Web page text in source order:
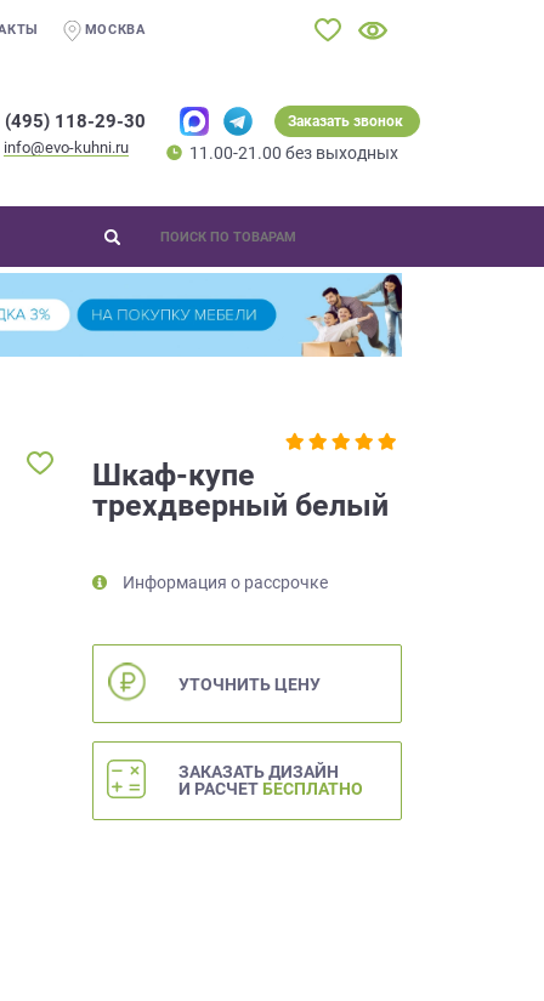
МОСКВА
(495) 118-29-30
info@evo-kuhni.ru
Заказать звонок
11.00-21.00 без выходных
Шкаф-купе
трехдверный белый
Информация о рассрочке
УТОЧНИТЬ ЦЕНУ
ЗАКАЗАТЬ ДИЗАЙН
И РАСЧЕТ БЕСПЛАТНО